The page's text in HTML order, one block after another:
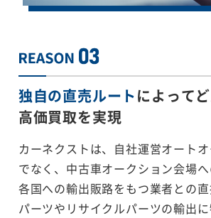
独自の直売ルートによって
高価買取を実現
カーネクストは、自社運営オート
でなく、中古車オークション会場
各国への輸出販路をもつ業者との
パーツやリサイクルパーツの輸出